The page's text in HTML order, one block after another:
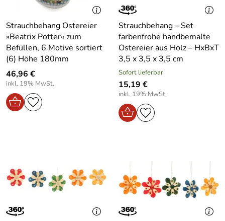
Strauchbehang Ostereier
»Beatrix Potter« zum
Befüllen, 6 Motive sortiert
(6) Höhe 180mm
46,96 €
inkl. 19% MwSt.
Strauchbehang – Set
farbenfrohe handbemalte
Ostereier aus Holz – HxBxT
3,5 x 3,5 x 3,5 cm
Sofort lieferbar
15,19 €
inkl. 19% MwSt.